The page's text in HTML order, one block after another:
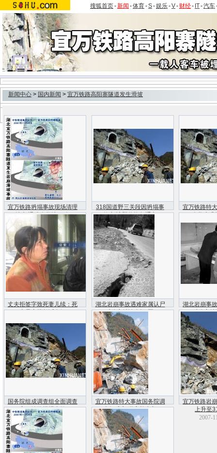
搜狐首页-新闻 -体育-S-娱乐-V- 财经- IT-汽车
新闻中心 > 国内新闻 > 宜万铁路高阳寨隧道发生滑坡
宜万铁路坍塌事故现场清理
结束 遇难人数达35人
2007-12-04 20:10
318国道野三关段因坍塌事
故中断 即将恢复通车
2007-11-30 21:27
宜万铁路特
人数上升
2007-
丈夫拒签字致死妻儿续：死
者母亲拟起诉女婿
湖北岩崩事故遇难家属认尸
对鉴定结论存疑(图)
2007-11-26 03:32
湖北岩崩事
对鉴定
国务院组成调查组全面调查
宜万铁路坍塌事故
2007-11-25 17:29
宜万铁路特大事故国务院调
查组成立 邀高检参与
2007-11-25 16:51
宜万铁路岩
上升至
2007-